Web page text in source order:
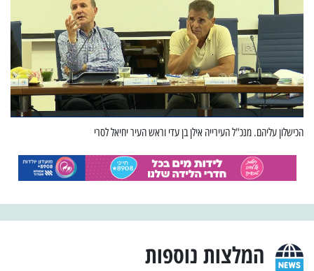
הכישלון עליהם. מנכ"ל העירייה אילן בן עדי וראש העיר יחיאל לסרי
המלצות נוספות